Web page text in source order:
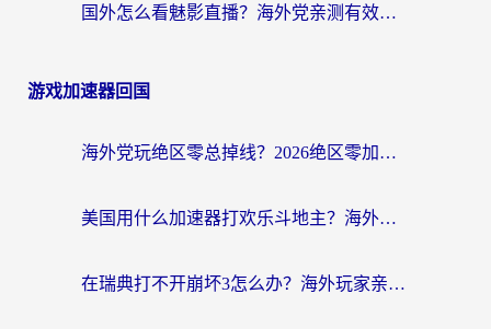
国外怎么看魅影直播？海外党亲测有效的回国加速指南（附听歌、看央视VIP技巧）
游戏加速器回国
海外党玩绝区零总掉线？2026绝区零加速器推荐+跨平台国服游戏加速攻略
美国用什么加速器打欢乐斗地主？海外党亲测有效的国服游戏加速指南
在瑞典打不开崩坏3怎么办？海外玩家亲测有效的国服游戏加速指南